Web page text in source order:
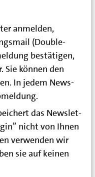
anmel­den,
(Dou­ble-
bestä­ti­gen,
Sie kön­nen den
In jedem News­
das News­let­
nicht von Ihnen
ver­wen­den wir
sie auf kei­nen